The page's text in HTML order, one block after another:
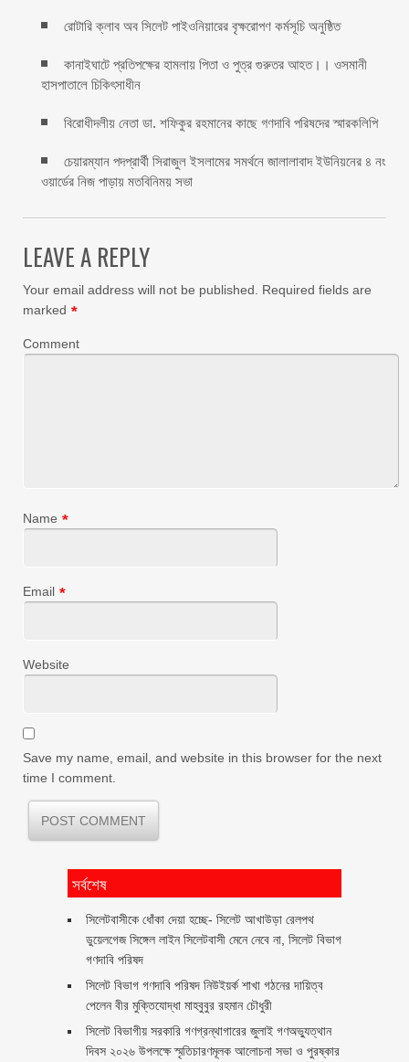
রোটারি ক্লাব অব সিলেট পাইওনিয়ারের বৃক্ষরোপণ কর্মসূচি অনুষ্ঠিত
কানাইঘাটে প্রতিপক্ষের হামলায় পিতা ও পুত্র গুরুতর আহত।। ওসমানী
হাসপাতালে চিকিৎসাধীন
বিরোধীদলীয় নেতা ডা. শফিকুর রহমানের কাছে গণদাবি পরিষদের স্মারকলিপি ‎
চেয়ারম্যান পদপ্রার্থী সিরাজুল ইসলামের সমর্থনে জালালাবাদ ইউনিয়নের ৪ নং
ওয়ার্ডের নিজ পাড়ায় মতবিনিময় সভা
LEAVE A REPLY
Your email address will not be published.
Required fields are
marked *
Comment
Name *
Email *
Website
Save my name, email, and website in this browser for the next
time I comment.
সর্বশেষ
‎সিলেটবাসীকে ধোঁকা দেয়া হচ্ছে- সিলেট আখাউড়া রেলপথ
ডুয়েলগেজ সিঙ্গেল লাইন সিলেটবাসী মেনে নেবে না, সিলেট বিভাগ
গণদাবি পরিষদ
সিলেট বিভাগ গণদাবি পরিষদ নিউইয়র্ক শাখা গঠনের দায়িত্ব
পেলেন বীর মুক্তিযোদ্ধা মাহবুবুর রহমান চৌধুরী ‎ ‎
সিলেট বিভাগীয় সরকারি গণগ্রন্থাগারের জুলাই গণঅভ্যুত্থান
দিবস ২০২৬ উপলক্ষে স্মৃতিচারণমূলক আলোচনা সভা ও পুরষ্কার